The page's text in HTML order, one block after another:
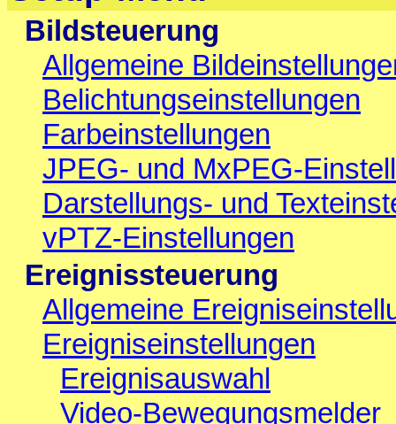
Bildsteuerung
Allgemeine
Belichtungseinstellungen
Farbeinstellungen
JPEG- und MxPEG-
Darstellungs- und
vPTZ-Einstellungen
Ereignissteuerung
Allgemeine
Ereigniseinstellungen
Ereignisauswahl
Video-Bewegungsmelder